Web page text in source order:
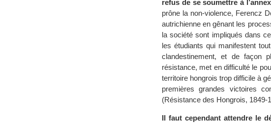
refus de se soumettre à
prône la non-violence, Ferencz
autrichienne en gênant les
la société sont impliqués dans
les étudiants qui manifestent
clandestinement, et de façon
résistance, met en difficulté le
territoire hongrois trop difficile à
premières grandes victoires
(Résistance des Hongrois, 1849-
Il faut cependant attendre le